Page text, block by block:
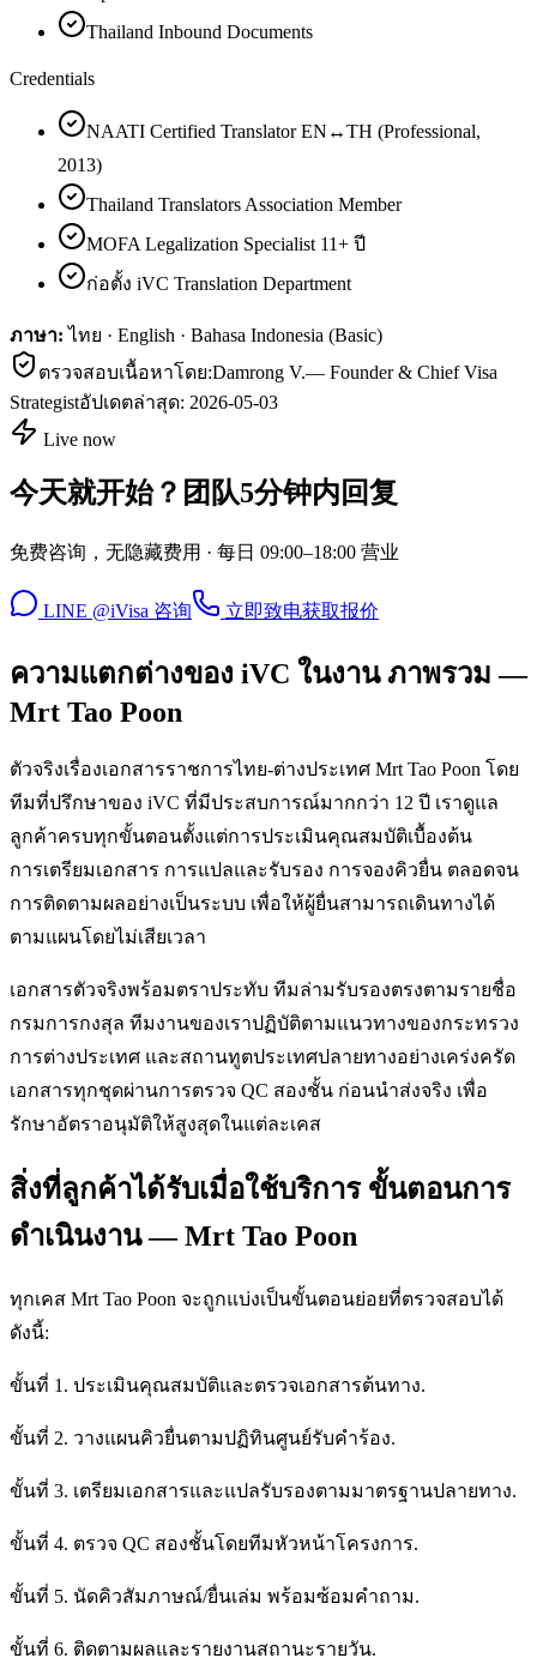
Thailand Inbound Documents
Credentials
NAATI Certified Translator EN↔TH (Professional,
2013)
Thailand Translators Association Member
MOFA Legalization Specialist 11+ ปี
ก่อตั้ง iVC Translation Department
ภาษา: ไทย · English · Bahasa Indonesia (Basic)
ตรวจสอบเนื้อหาโดย:Damrong V.— Founder & Chief Visa
Strategistอัปเดตล่าสุด: 2026-05-03
Live now
今天就开始？团队5分钟内回复
免费咨询，无隐藏费用 · 每日 09:00–18:00 营业
LINE @iVisa 咨询 立即致电获取报价
ความแตกต่างของ iVC ในงาน ภาพรวม —
Mrt Tao Poon
ตัวจริงเรื่องเอกสารราชการไทย-ต่างประเทศ Mrt Tao Poon โดย
ทีมที่ปรึกษาของ iVC ที่มีประสบการณ์มากกว่า 12 ปี เราดูแล
ลูกค้าครบทุกขั้นตอนตั้งแต่การประเมินคุณสมบัติเบื้องต้น
การเตรียมเอกสาร การแปลและรับรอง การจองคิวยื่น ตลอดจน
การติดตามผลอย่างเป็นระบบ เพื่อให้ผู้ยื่นสามารถเดินทางได้
ตามแผนโดยไม่เสียเวลา
เอกสารตัวจริงพร้อมตราประทับ ทีมล่ามรับรองตรงตามรายชื่อ
กรมการกงสุล ทีมงานของเราปฏิบัติตามแนวทางของกระทรวง
การต่างประเทศ และสถานทูตประเทศปลายทางอย่างเคร่งครัด
เอกสารทุกชุดผ่านการตรวจ QC สองชั้น ก่อนนำส่งจริง เพื่อ
รักษาอัตราอนุมัติให้สูงสุดในแต่ละเคส
สิ่งที่ลูกค้าได้รับเมื่อใช้บริการ ขั้นตอนการ
ดำเนินงาน — Mrt Tao Poon
ทุกเคส Mrt Tao Poon จะถูกแบ่งเป็นขั้นตอนย่อยที่ตรวจสอบได้
ดังนี้:
ขั้นที่ 1. ประเมินคุณสมบัติและตรวจเอกสารต้นทาง.
ขั้นที่ 2. วางแผนคิวยื่นตามปฏิทินศูนย์รับคำร้อง.
ขั้นที่ 3. เตรียมเอกสารและแปลรับรองตามมาตรฐานปลายทาง.
ขั้นที่ 4. ตรวจ QC สองชั้นโดยทีมหัวหน้าโครงการ.
ขั้นที่ 5. นัดคิวสัมภาษณ์/ยื่นเล่ม พร้อมซ้อมคำถาม.
ขั้นที่ 6. ติดตามผลและรายงานสถานะรายวัน.